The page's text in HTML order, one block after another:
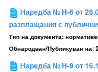
Наредба № H-6 от
разплащания с
Тип на документа:
Обнародван/Публикуван на:
Наредба № H-9 от